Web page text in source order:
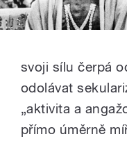
svoji sílu čerpá
odolávat
„aktivita a
přímo úměrně